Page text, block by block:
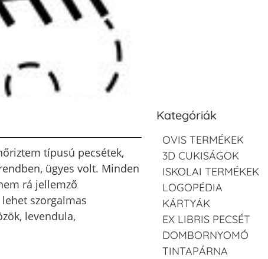
típusú pecsétek,
ügyes volt. Minden
rá jellemző
szorgalmas
levendula,
Kategóriák
OVIS TERMÉKEK
3D CUKISÁGOK
ISKOLAI TERMÉKEK
LOGOPÉDIA
KÁRTYÁK
EX LIBRIS PECSÉT
DOMBORNYOMÓ
TINTAPÁRNA